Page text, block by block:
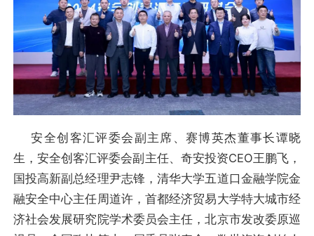
安全创客汇评委会副主席、赛博英杰董事长谭晓
生，安全创客汇评委会副主任、奇安投资CEO王鹏飞，
国投高新副总经理尹志锋，清华大学五道口金融学院金
融安全中心主任周道许，首都经济贸易大学特大城市经
济社会发展研究院学术委员会主任，北京市发改委原巡